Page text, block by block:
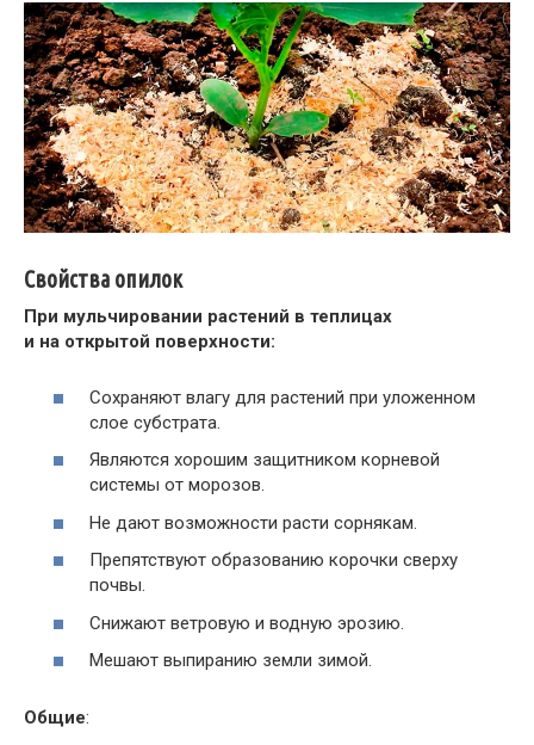
Свойства опилок
При мульчировании растений в теплицах
и на открытой поверхности:
Сохраняют влагу для растений при уложенном
слое субстрата.
Являются хорошим защитником корневой
системы от морозов.
Не дают возможности расти сорнякам.
Препятствуют образованию корочки сверху
почвы.
Снижают ветровую и водную эрозию.
Мешают выпиранию земли зимой.
Общие: